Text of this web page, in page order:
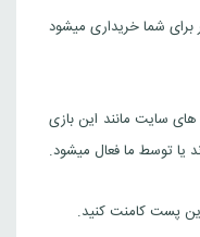
برای شما خریداری میشود
سایت مانند این بازی
یا توسط ما فعال میشود.
پست کامنت کنید.